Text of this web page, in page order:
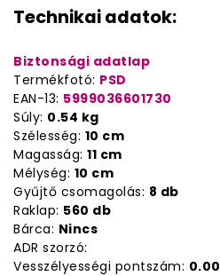
Technikai adatok:
Biztonsági adatlap
Termékfotó: PSD
EAN-13: 5999036601730
Súly: 0.54 kg
Szélesség: 10 cm
Magasság: 11 cm
Mélység: 10 cm
Gyűjtő csomagolás: 8 db
Raklap: 560 db
Bárca: Nincs
ADR szorzó:
Vesszélyességi pontszám: 0.00